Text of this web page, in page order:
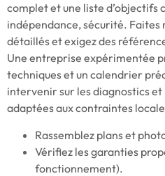
complet et une liste d’objectifs
indépendance, sécurité. Faites
détaillés et exigez des
Une entreprise expérimentée
techniques et un calendrier
intervenir sur les diagnostics
adaptées aux contraintes
Rassemblez plans et
Vérifiez les garanties
fonctionnement).